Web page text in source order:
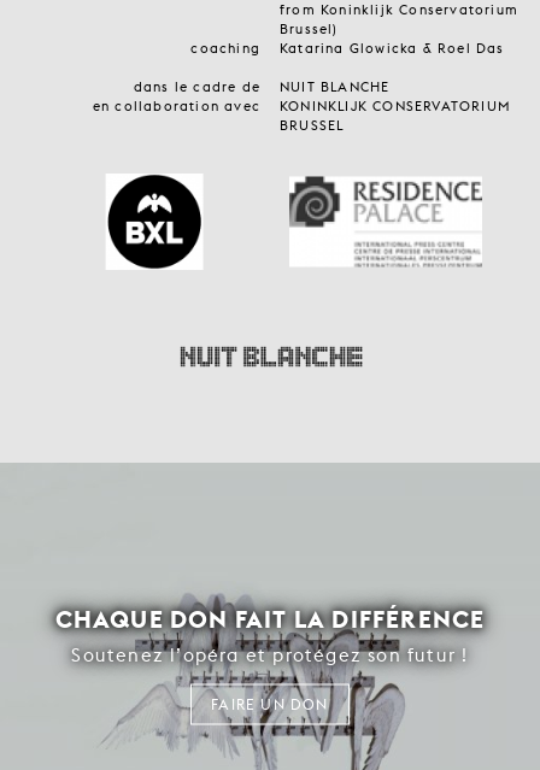
from Koninklijk Conservatorium
Brussel)
coaching
Katarina Glowicka & Roel Das
dans le cadre de
NUIT BLANCHE
en collaboration avec
KONINKLIJK CONSERVATORIUM
BRUSSEL
CHAQUE DON FAIT LA DIFFÉRENCE
Soutenez l’opéra et protégez son futur !
FAIRE UN DON